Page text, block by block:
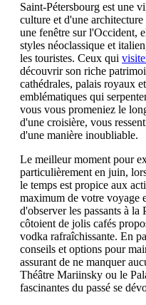
Saint-Pétersbourg est une
culture et d'une
une fenêtre sur l'Occident,
styles néoclassique et
les touristes. Ceux qui
découvrir son riche
cathédrales, palais royaux
emblématiques qui
vous vous promeniez le
d'une croisière, vous
d'une manière inoubliable.
Le meilleur moment pour
particulièrement en juin,
le temps est propice aux
maximum de votre voyage
d'observer les passants à la
côtoient de jolis cafés
vodka rafraîchissante. En
conseils et options pour
assurant de ne manquer
Théâtre Mariinsky ou le
fascinantes du passé se